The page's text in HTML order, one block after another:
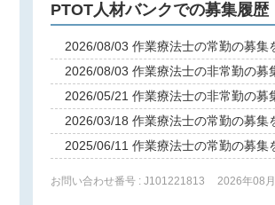
PTOT人材バンクでの募集履歴
2026/08/03 作業療法士の常勤の募集
2026/08/03 作業療法士の非常勤の募
2026/05/21 作業療法士の非常勤の募
2026/03/18 作業療法士の常勤の募集
2025/06/11 作業療法士の常勤の募集
お問い合わせ番号 : J101221813 2026年08